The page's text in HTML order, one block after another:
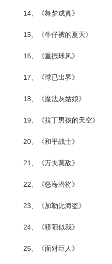
14、《舞梦成真》
15、《牛仔裤的夏天》
16、《重振球风》
17、《球已出界》
18、《魔法灰姑娘》
19、《拉丁男孩的天空》
20、《和平战士》
21、《万夫莫敌》
22、《怒海潜将》
23、《加勒比海盗》
24、《骄阳似我》
25、《面对巨人》